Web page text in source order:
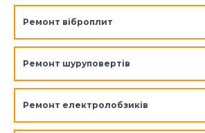
Ремонт віброплит
Ремонт шуруповертів
Ремонт електролобзиків